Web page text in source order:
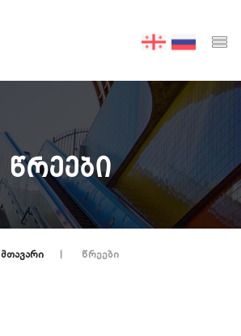
ᲬᲠᲔᲔᲑᲘ
ᲛᲗᲐᲕᲐᲠᲘ ᲬᲠᲔᲔᲑᲘ